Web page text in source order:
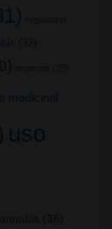
regulacion
(33)
terpenos (25)
medicinal
uso
(38)